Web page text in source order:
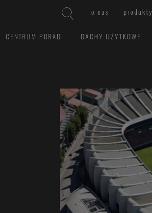
o nas produkty
CENTRUM PORAD DACHY UŻYTKOWE